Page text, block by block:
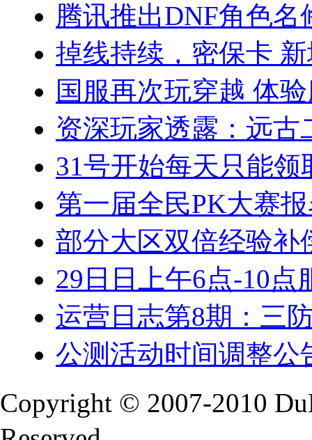
腾讯推出DNF角色名
掉线持续，密保卡
国服再次玩穿越 体
资深玩家透露：远古
31号开始每天只能领
第一届全民PK大赛
部分大区双倍经验补
29日日上午6点-10点
运营日志第8期：三
公测活动时间调整公
Copyright © 2007-2010